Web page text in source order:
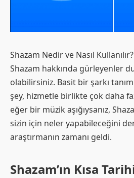
Shazam Nedir ve Nasıl
Shazam hakkında gürleyenler
olabilirsiniz. Basit bir şarkı
şey, hizmetle birlikte çok daha
eğer bir müzik aşığıysanız,
sizin için neler yapabileceğini
araştırmanın zamanı geldi.
Shazam’ın Kısa